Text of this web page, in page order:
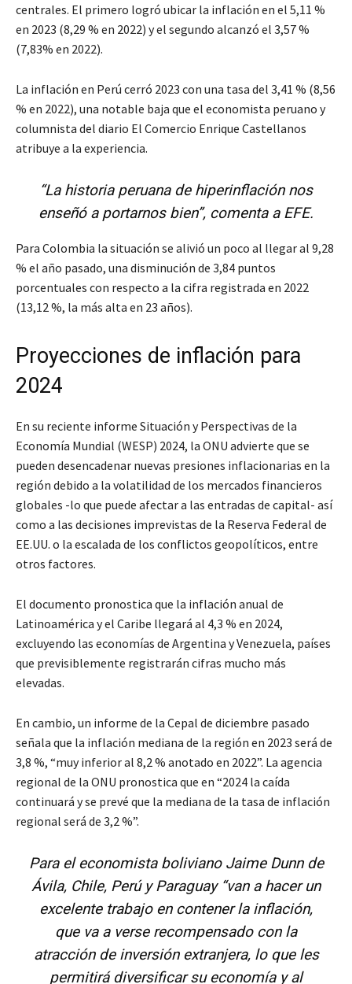
centrales. El primero logró ubicar la inflación en el 5,11 %
en 2023 (8,29 % en 2022) y el segundo alcanzó el 3,57 %
(7,83% en 2022).
La inflación en Perú cerró 2023 con una tasa del 3,41 % (8,56
% en 2022), una notable baja que el economista peruano y
columnista del diario El Comercio Enrique Castellanos
atribuye a la experiencia.
“La historia peruana de hiperinflación nos
enseñó a portarnos bien”, comenta a EFE.
Para Colombia la situación se alivió un poco al llegar al 9,28
% el año pasado, una disminución de 3,84 puntos
porcentuales con respecto a la cifra registrada en 2022
(13,12 %, la más alta en 23 años).
Proyecciones de inflación para
2024
En su reciente informe Situación y Perspectivas de la
Economía Mundial (WESP) 2024, la ONU advierte que se
pueden desencadenar nuevas presiones inflacionarias en la
región debido a la volatilidad de los mercados financieros
globales -lo que puede afectar a las entradas de capital- así
como a las decisiones imprevistas de la Reserva Federal de
EE.UU. o la escalada de los conflictos geopolíticos, entre
otros factores.
El documento pronostica que la inflación anual de
Latinoamérica y el Caribe llegará al 4,3 % en 2024,
excluyendo las economías de Argentina y Venezuela, países
que previsiblemente registrarán cifras mucho más
elevadas.
En cambio, un informe de la Cepal de diciembre pasado
señala que la inflación mediana de la región en 2023 será de
3,8 %, “muy inferior al 8,2 % anotado en 2022”. La agencia
regional de la ONU pronostica que en “2024 la caída
continuará y se prevé que la mediana de la tasa de inflación
regional será de 3,2 %”.
Para el economista boliviano Jaime Dunn de
Ávila, Chile, Perú y Paraguay “van a hacer un
excelente trabajo en contener la inflación,
que va a verse recompensado con la
atracción de inversión extranjera, lo que les
permitirá diversificar su economía y al